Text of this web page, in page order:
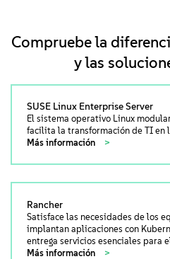
Compruebe la
y las
SUSE Linux Enterprise Server
El sistema operativo Linux
facilita la transformación de TI en
Más información
Rancher
Satisface las necesidades de los
implantan aplicaciones con
entrega servicios esenciales para
Más información